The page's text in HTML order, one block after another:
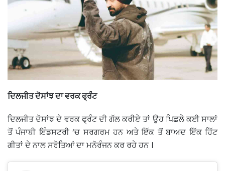
ਦਿਲਜੀਤ ਦੋਸਾਂਝ ਦਾ ਵਰਕ ਫ੍ਰੰਟ
ਦਿਲਜੀਤ ਦੋਸਾਂਝ ਦੇ ਵਰਕ ਫ੍ਰੰਟ ਦੀ ਗੱਲ ਕਰੀਏ ਤਾਂ ਉਹ ਪਿਛਲੇ ਕਈ ਸਾਲਾਂ
ਤੋਂ ਪੰਜਾਬੀ ਇੰਡਸਟਰੀ ‘ਚ ਸਰਗਰਮ ਹਨ ਅਤੇ ਇੱਕ ਤੋਂ ਬਾਅਦ ਇੱਕ ਹਿੱਟ
ਗੀਤਾਂ ਦੇ ਨਾਲ ਸਰੋਤਿਆਂ ਦਾ ਮਨੋਰੰਜਨ ਕਰ ਰਹੇ ਹਨ ।